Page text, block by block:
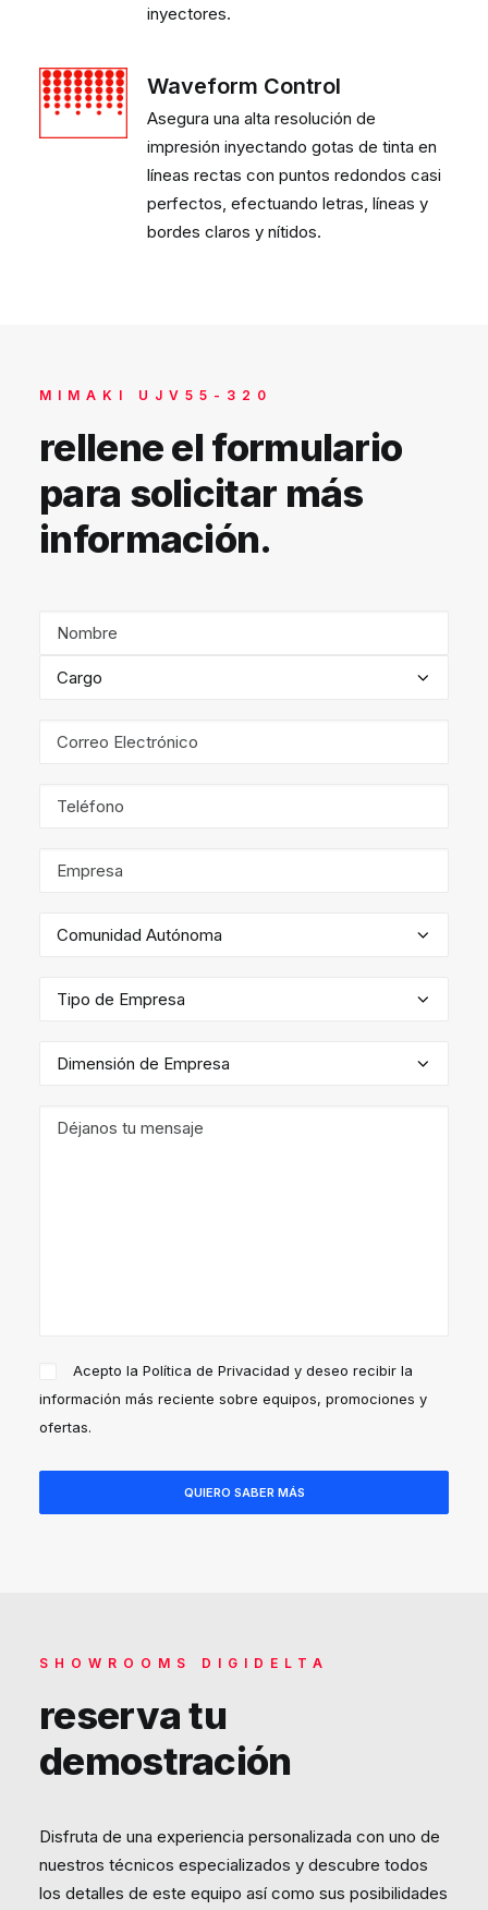
inyectores.
Waveform Control
Asegura una alta resolución de
impresión inyectando gotas de tinta en
líneas rectas con puntos redondos casi
perfectos, efectuando letras, líneas y
bordes claros y nítidos.
MIMAKI UJV55-320
rellene el formulario
para solicitar más
información.
Acepto laPolítica de Privacidad y deseo recibir la
información más reciente sobre equipos, promociones y
ofertas.
SHOWROOMS DIGIDELTA
reserva tu
demostración
Disfruta de una experiencia personalizada con uno de
nuestros técnicos especializados y descubre todos
los detalles de este equipo así como sus posibilidades